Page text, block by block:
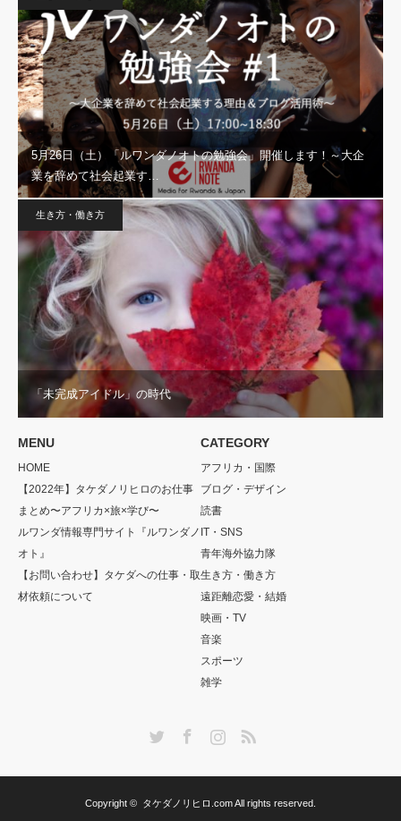
5月26日（土）「ルワンダノオトの勉強会」開催します！～大企
業を辞めて社会起業す…
生き方・働き方
「未完成アイドル」の時代
MENU
HOME
【2022年】タケダノリヒロのお仕事
まとめ〜アフリカ×旅×学び〜
ルワンダ情報専門サイト『ルワンダノ
オト』
【お問い合わせ】タケダへの仕事・取
材依頼について
CATEGORY
アフリカ・国際
ブログ・デザイン
読書
IT・SNS
青年海外協力隊
生き方・働き方
遠距離恋愛・結婚
映画・TV
音楽
スポーツ
雑学
Copyright © タケダノリヒロ.comAll rights reserved.